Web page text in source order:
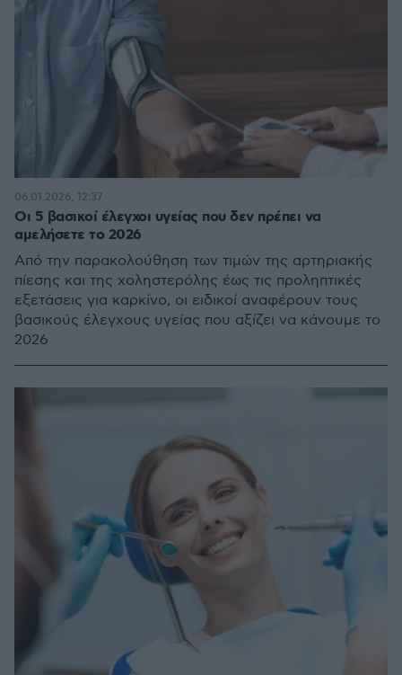
Οι 5 βασικοί έλεγχοι υγείας που δεν πρέπει να
αμελήσετε το 2026
Από την παρακολούθηση των τιμών της αρτηριακής
πίεσης και της χοληστερόλης έως τις προληπτικές
εξετάσεις για καρκίνο, οι ειδικοί αναφέρουν τους
βασικούς έλεγχους υγείας που αξίζει να κάνουμε το
2026
06.01.2026, 12:37